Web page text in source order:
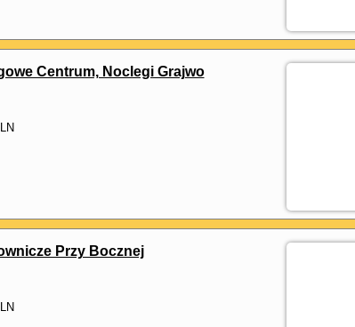
Centrum, Noclegi Grajwo
Przy Bocznej